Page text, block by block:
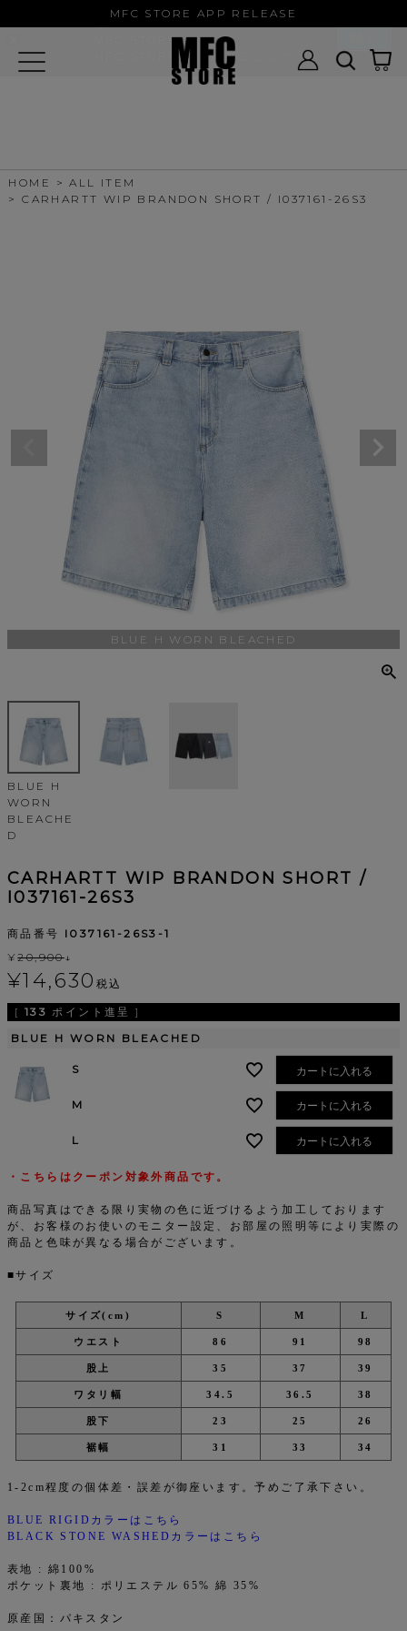
MFC STORE APP RELEASE
HOME
ALL ITEM
CARHARTT WIP BRANDON SHORT / I037161-26S3
BLUE H WORN BLEACHED
BLUE H
WORN
BLEACHE
D
CARHARTT WIP BRANDON SHORT /
I037161-26S3
商品番号 I037161-26S3-1
¥20,900↓
¥14,630 税込
[ 133 ポイント進呈 ]
BLUE H WORN BLEACHED
S カートに入れる
M カートに入れる
L カートに入れる
・こちらはクーポン対象外商品です。
商品写真はできる限り実物の色に近づけるよう加工しております
が、お客様のお使いのモニター設定、お部屋の照明等により実際の
商品と色味が異なる場合がございます。
■サイズ
サイズ(cm) S M L
ウエスト 86 91 98
股上 35 37 39
ワタリ幅 34.5 36.5 38
股下 23 25 26
裾幅 31 33 34
1-2cm程度の個体差・誤差が御座います。予めご了承下さい。
BLUE RIGIDカラーはこちら
BLACK STONE WASHEDカラーはこちら
表地 : 綿100%
ポケット裏地 : ポリエステル 65% 綿 35%
原産国：パキスタン
MFC STORE
MFC STORE/EXAMPLE 公式アプリ -
Google Play